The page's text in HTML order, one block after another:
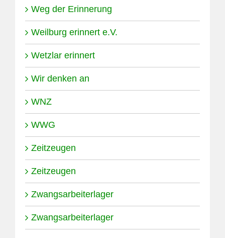
Weg der Erinnerung
Weilburg erinnert e.V.
Wetzlar erinnert
Wir denken an
WNZ
WWG
Zeitzeugen
Zeitzeugen
Zwangsarbeiterlager
Zwangsarbeiterlager